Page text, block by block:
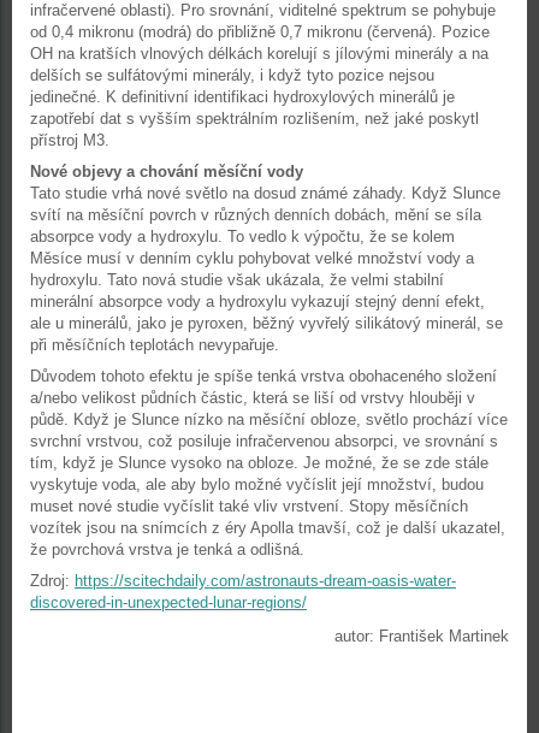
infračervené oblasti). Pro srovnání, viditelné spektrum se pohybuje
od 0,4 mikronu (modrá) do přibližně 0,7 mikronu (červená). Pozice
OH na kratších vlnových délkách korelují s jílovými minerály a na
delších se sulfátovými minerály, i když tyto pozice nejsou
jedinečné. K definitivní identifikaci hydroxylových minerálů je
zapotřebí dat s vyšším spektrálním rozlišením, než jaké poskytl
přístroj M3.
Nové objevy a chování měsíční vody
Tato studie vrhá nové světlo na dosud známé záhady. Když Slunce
svítí na měsíční povrch v různých denních dobách, mění se síla
absorpce vody a hydroxylu. To vedlo k výpočtu, že se kolem
Měsíce musí v denním cyklu pohybovat velké množství vody a
hydroxylu. Tato nová studie však ukázala, že velmi stabilní
minerální absorpce vody a hydroxylu vykazují stejný denní efekt,
ale u minerálů, jako je pyroxen, běžný vyvřelý silikátový minerál, se
při měsíčních teplotách nevypařuje.
Důvodem tohoto efektu je spíše tenká vrstva obohaceného složení
a/nebo velikost půdních částic, která se liší od vrstvy hlouběji v
půdě. Když je Slunce nízko na měsíční obloze, světlo prochází více
svrchní vrstvou, což posiluje infračervenou absorpci, ve srovnání s
tím, když je Slunce vysoko na obloze. Je možné, že se zde stále
vyskytuje voda, ale aby bylo možné vyčíslit její množství, budou
muset nové studie vyčíslit také vliv vrstvení. Stopy měsíčních
vozítek jsou na snímcích z éry Apolla tmavší, což je další ukazatel,
že povrchová vrstva je tenká a odlišná.
Zdroj: https://scitechdaily.com/astronauts-dream-oasis-water-
discovered-in-unexpected-lunar-regions/
autor: František Martinek